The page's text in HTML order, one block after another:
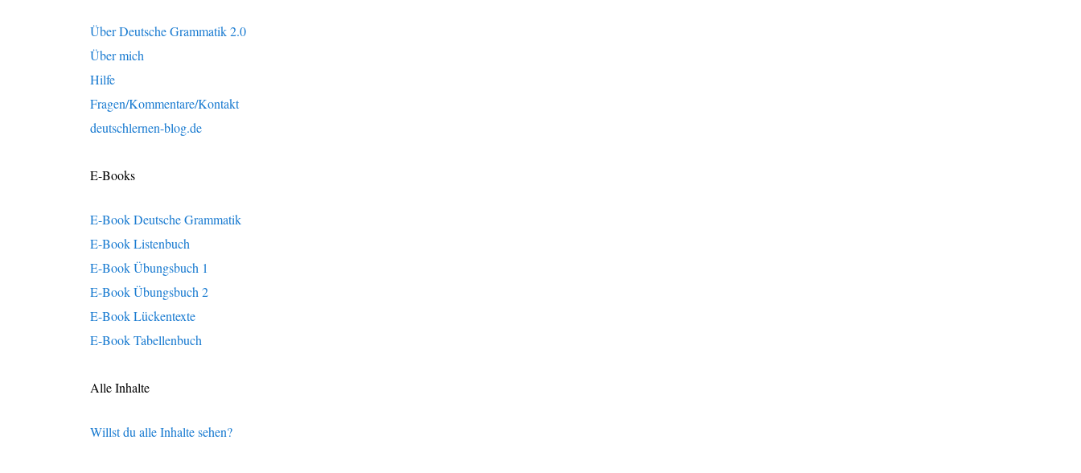
Über Deutsche Grammatik 2.0
Über mich
Hilfe
Fragen/Kommentare/Kontakt
deutschlernen-blog.de
E-Books
E-Book Deutsche Grammatik
E-Book Listenbuch
E-Book Übungsbuch 1
E-Book Übungsbuch 2
E-Book Lückentexte
E-Book Tabellenbuch
Alle Inhalte
Willst du alle Inhalte sehen?